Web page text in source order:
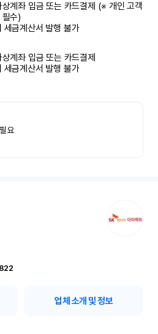
계좌 입금 또는 카드결제 (※ 개인 고객
수)
세금계산서 발행 불가
계좌 입금 또는 카드결제
세금계산서 발행 불가
요
업체 소개 및 정보